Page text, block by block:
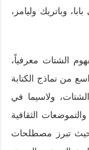
وباتريك وليامز،
الشتات معرفياً،
من نماذج الكتابة
ولاسيما في
الثقافية
حيث تبرز مصطلحات